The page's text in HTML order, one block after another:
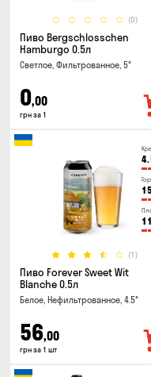
(0)
Пиво Bergschlosschen
Hamburgo 0.5л
Светлое, Фильтрованное, 5°
0,00
грн за 1
15
(1)
Пиво Forever Sweet Wit
Blanche 0.5л
Белое, Нефильтрованное, 4.5°
56,00
грн за 1 шт